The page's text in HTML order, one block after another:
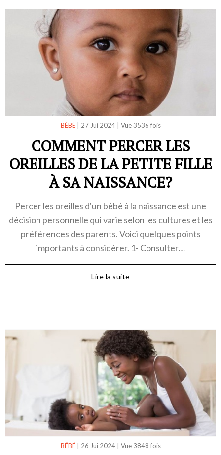
BÉBÉ| 27 Jui 2024| Vue 3536 fois
COMMENT PERCER LES
OREILLES DE LA PETITE FILLE
À SA NAISSANCE?
Percer les oreilles d'un bébé à la naissance est une
décision personnelle qui varie selon les cultures et les
préférences des parents. Voici quelques points
importants à considérer. 1- Consulter…
Lire la suite
BÉBÉ| 26 Jui 2024| Vue 3848 fois